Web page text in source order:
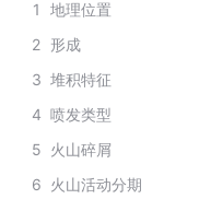
1
地理位置
2 形成
3 堆积特征
4 喷发类型
5 火山碎屑
6 火山活动分期